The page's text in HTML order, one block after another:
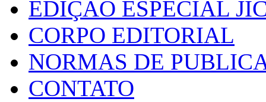
EDIÇÃO ESPECIAL
CORPO EDITORIAL
NORMAS DE
CONTATO